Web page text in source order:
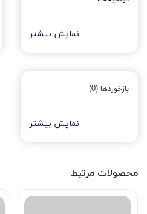
نمایش بیشتر
بازخوردها (0)
نمایش بیشتر
محصولات مرتبط